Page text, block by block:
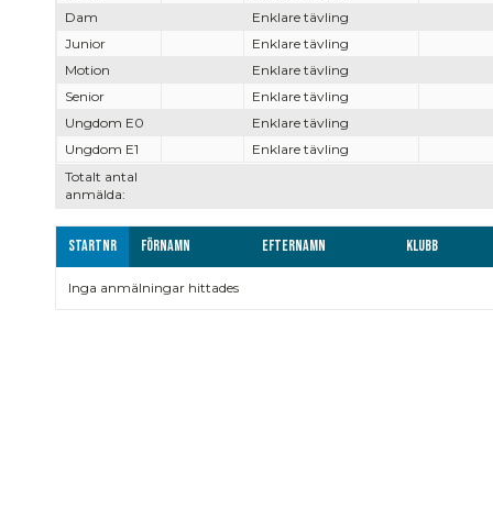
Totalt antal
anmälda:
Dam
Enklare tävling
Junior
Enklare tävling
Motion
Enklare tävling
Senior
Enklare tävling
Ungdom E0
Enklare tävling
Ungdom E1
Enklare tävling
Startnr Förnamn Efternamn Klubb
Inga anmälningar hittades